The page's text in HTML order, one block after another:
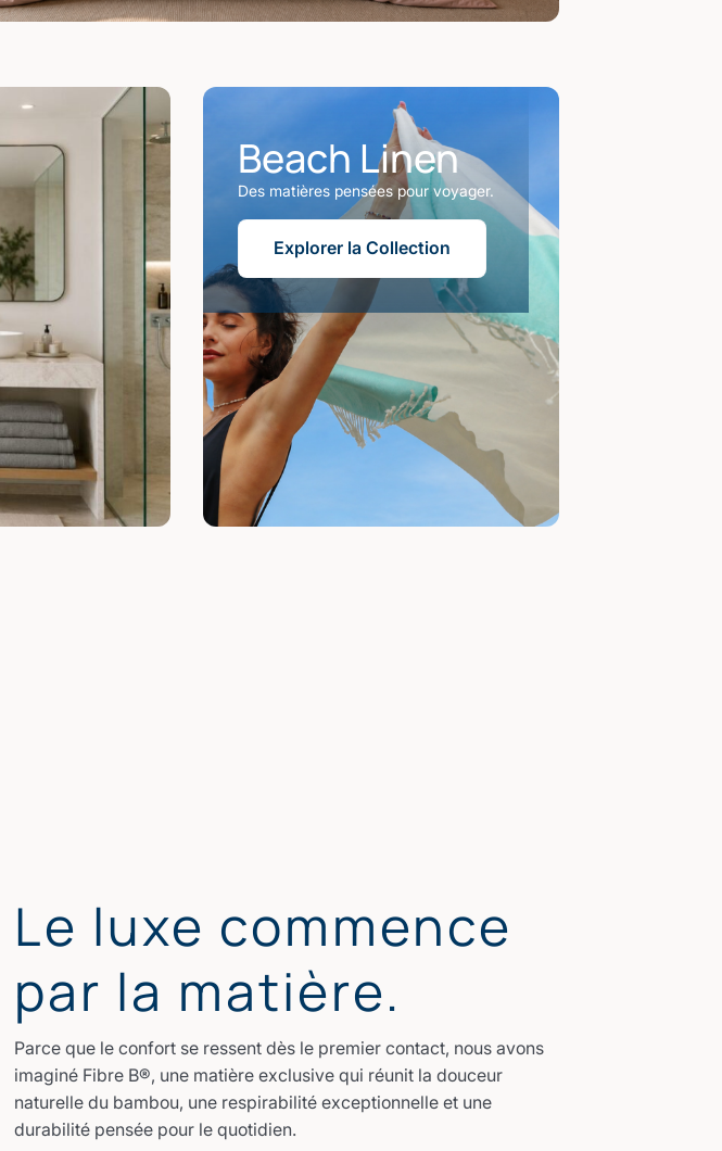
Beach Linen
Des matières pensées pour voyager.
Explorer la Collection
Le luxe commence
par la matière.
Parce que le confort se ressent dès le premier contact, nous avons
imaginé Fibre B®, une matière exclusive qui réunit la douceur
naturelle du bambou, une respirabilité exceptionnelle et une
durabilité pensée pour le quotidien.